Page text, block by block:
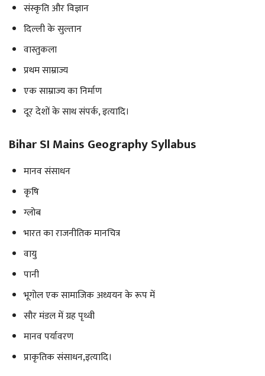
संस्कृति और विज्ञान
दिल्ली के सुल्तान
वास्तुकला
प्रथम साम्राज्य
एक साम्राज्य का निर्माण
दूर देशों के साथ संपर्क, इत्यादि।
Bihar SI Mains Geography Syllabus
मानव संसाधन
कृषि
ग्लोब
भारत का राजनीतिक मानचित्र
वायु
पानी
भूगोल एक सामाजिक अध्ययन के रूप में
सौर मंडल में ग्रह पृथ्वी
मानव पर्यावरण
प्राकृतिक संसाधन,इत्यादि।